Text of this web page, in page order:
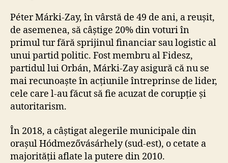
Péter Márki-Zay, în vârstă de 49 de ani, a reușit,
de asemenea, să câștige 20% din voturi în
primul tur fără sprijinul financiar sau logistic al
unui partid politic. Fost membru al Fidesz,
partidul lui Orbán, Márki-Zay asigură că nu se
mai recunoaște în acțiunile întreprinse de lider,
cele care l-au făcut să fie acuzat de corupție și
autoritarism.
În 2018, a câștigat alegerile municipale din
orașul Hódmezővásárhely (sud-est), o cetate a
majorității aflate la putere din 2010.